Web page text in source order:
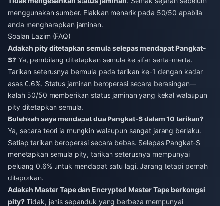
menggunakan sumber. Elakkan menarik pada 50/50 apabila
anda mengharapkan jaminan.
Soalan Lazim (FAQ)
Adakah pity ditetapkan semula selepas mendapat Pangkat-
S? Ya, pembilang ditetapkan semula ke sifar serta-merta.
Tarikan seterusnya bermula pada tarikan ke-1 dengan kadar
asas 0.6%. Status jaminan beroperasi secara berasingan—
kalah 50/50 memberikan status jaminan yang kekal walaupun
pity ditetapkan semula.
Bolehkah saya mendapat dua Pangkat-S dalam 10 tarikan?
Ya, secara teori ia mungkin walaupun sangat jarang berlaku.
Setiap tarikan beroperasi secara bebas. Selepas Pangkat-S
menetapkan semula pity, tarikan seterusnya mempunyai
peluang 0.6% untuk mendapat satu lagi. Jarang tetapi pernah
dilaporkan.
Adakah Master Tape dan Encrypted Master Tape berkongsi
pity? Tidak, jenis sepanduk yang berbeza mempunyai